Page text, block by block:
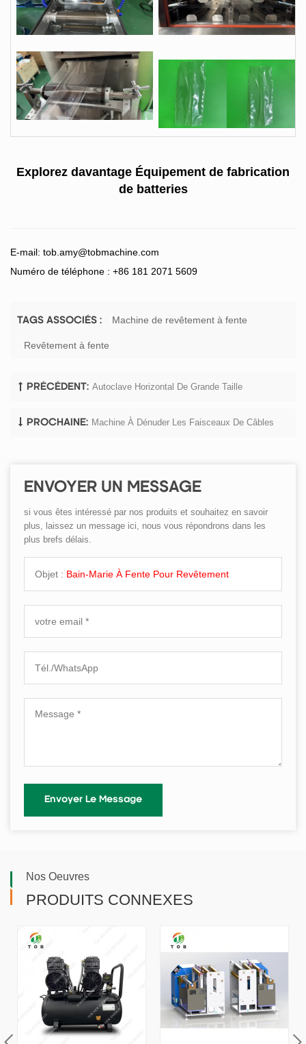
Explorez davantage Équipement de fabrication
de batteries
E-mail: tob.amy@tobmachine.com
Numéro de téléphone : +86 181 2071 5609
TAGS ASSOCIÉS : Machine de revêtement à fente
Revêtement à fente
PRÉCÉDENT: Autoclave Horizontal De Grande Taille
PROCHAINE: Machine À Dénuder Les Faisceaux De Câbles
ENVOYER UN MESSAGE
si vous êtes intéressé par nos produits et souhaitez en savoir
plus, laissez un message ici, nous vous répondrons dans les
plus brefs délais.
Objet : Bain-Marie À Fente Pour Revêtement
Nos Oeuvres
PRODUITS CONNEXES